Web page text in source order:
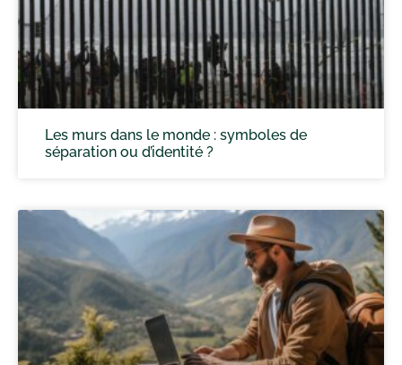
Les murs dans le monde : symboles de
séparation ou d’identité ?